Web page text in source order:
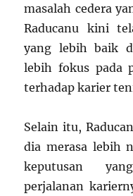
masalah cedera
Raducanu kini
yang lebih baik
lebih fokus pada
terhadap karier
Selain itu,
dia merasa lebih
keputusan
perjalanan